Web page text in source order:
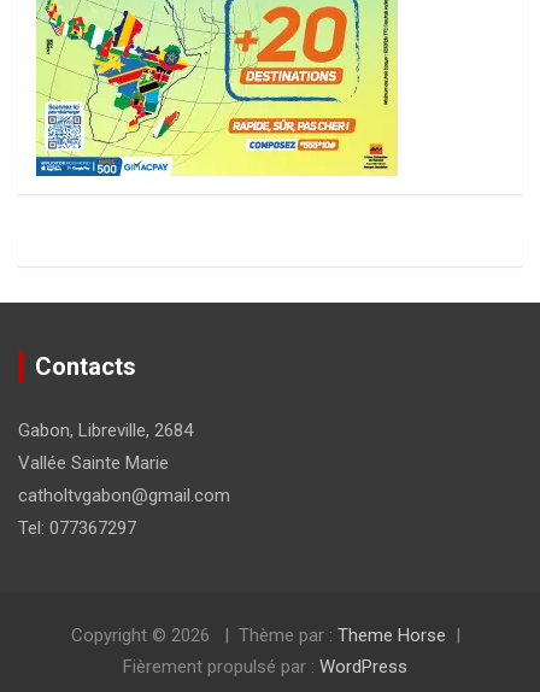
Contacts
Gabon, Libreville, 2684
Vallée Sainte Marie
catholtvgabon@gmail.com
Tel: 077367297
Copyright © 2026 Thème par : Theme Horse
Fièrement propulsé par : WordPress